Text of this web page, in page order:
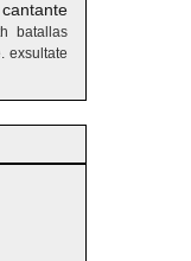
cantante
batallas
exsultate